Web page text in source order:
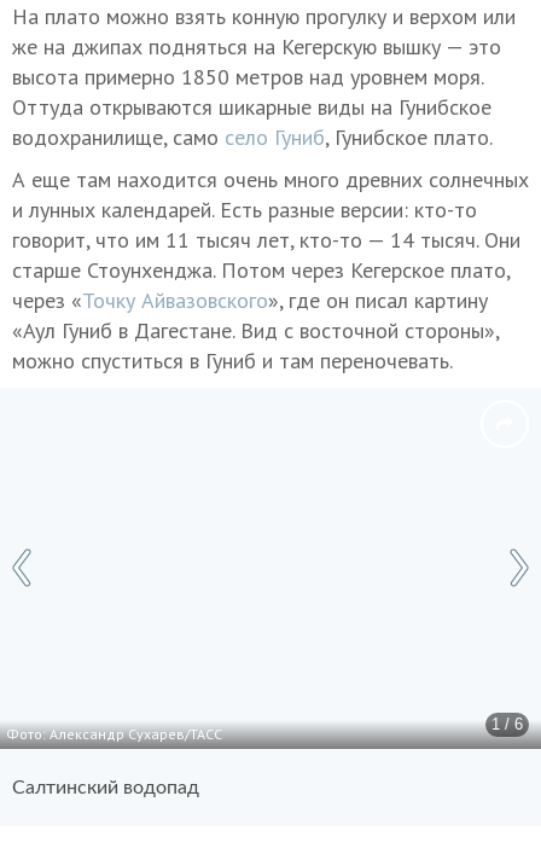
На плато можно взять конную прогулку и верхом или
же на джипах подняться на Кегерскую вышку — это
высота примерно 1850 метров над уровнем моря.
Оттуда открываются шикарные виды на Гунибское
водохранилище, само село Гуниб, Гунибское плато.
А еще там находится очень много древних солнечных
и лунных календарей. Есть разные версии: кто-то
говорит, что им 11 тысяч лет, кто-то — 14 тысяч. Они
старше Стоунхенджа. Потом через Кегерское плато,
через «Точку Айвазовского», где он писал картину
«Аул Гуниб в Дагестане. Вид с восточной стороны»,
можно спуститься в Гуниб и там переночевать.
1 / 6
Фото: Александр Сухарев/ТАСС
Салтинский водопад